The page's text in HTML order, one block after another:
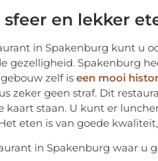
sfeer en lekker
in Spakenburg kunt u
gezelligheid. Spakenburg
zelf is een mooi
zeker geen straf. Dit
kaart staan. U kunt er
eten is van goede